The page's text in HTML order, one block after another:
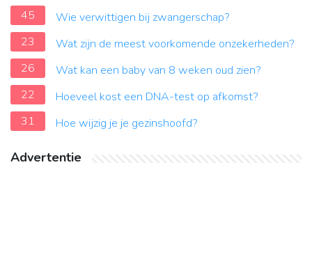
45
Wie verwittigen bij zwangerschap?
23
Wat zijn de meest voorkomende onzekerheden?
26
Wat kan een baby van 8 weken oud zien?
22
Hoeveel kost een DNA-test op afkomst?
31
Hoe wijzig je je gezinshoofd?
Advertentie